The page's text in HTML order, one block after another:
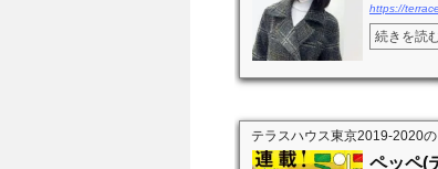
https://
続きを読
テラスハウス東京2019-2020の
ペッペ(